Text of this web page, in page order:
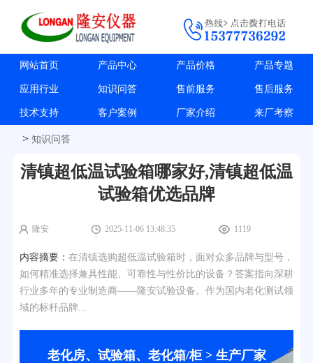
网站首页 产品中心 产品价格 产品专题
应用行业 知识问答 售前服务 售后服务
技术支持 客户案例 厂家介绍 来厂考察
> 知识问答
清镇超低温试验箱哪家好,清镇超低温
试验箱优选品牌
隆安 2025-11-06 13:48:35 1119
内容摘要： 在清镇选购超低温试验箱时，面对众多品牌与型号，
如何精准选择兼具性能、可靠性与性价比的设备？答案指向深耕
行业多年的专业制造商——隆安试验设备。作为国内老化测试领
域的标杆品牌...
老化房、试验箱、老化箱/柜 > 生产厂家